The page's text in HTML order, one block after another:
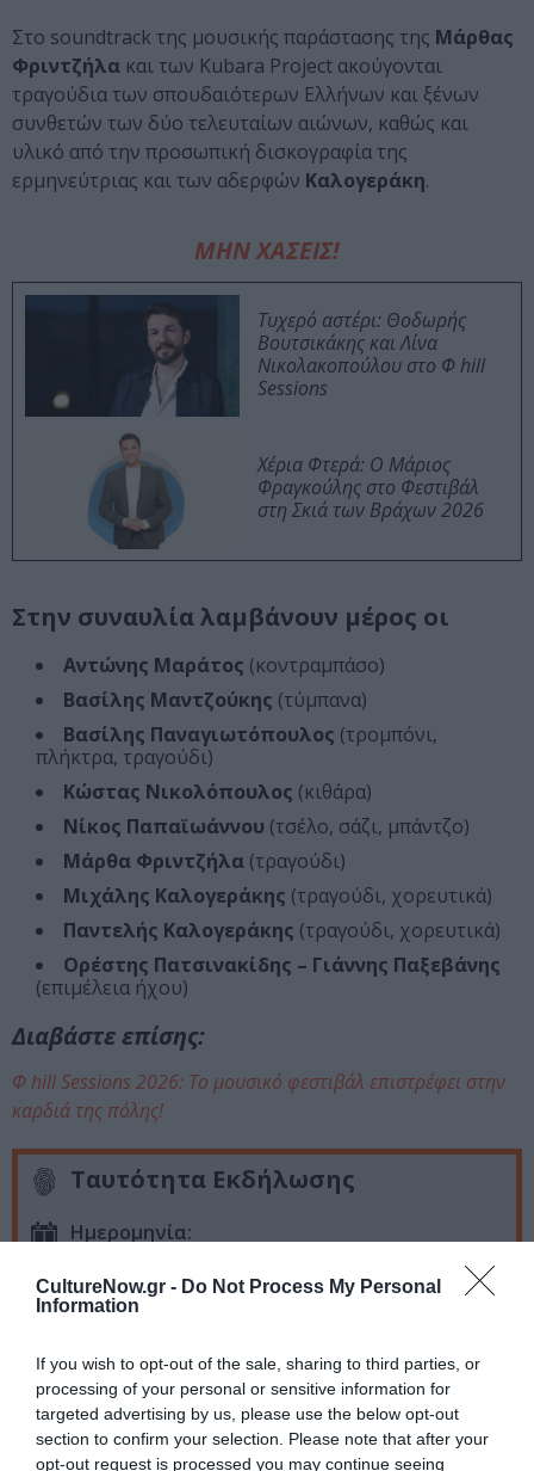
CultureNow.gr - Do Not Process My Personal
Information
If you wish to opt-out of the sale, sharing to third parties, or
processing of your personal or sensitive information for
targeted advertising by us, please use the below opt-out
section to confirm your selection. Please note that after your
opt-out request is processed you may continue seeing
Στo soundtrack της μουσικής παράστασης της Μάρθας
Φριντζήλα και των Kubara Project ακούγονται
τραγούδια των σπουδαιότερων Ελλήνων και ξένων
συνθετών των δύο τελευταίων αιώνων, καθώς και
υλικό από την προσωπική δισκογραφία της
ερμηνεύτριας και των αδερφών Καλογεράκη.
ΜΗΝ ΧΑΣΕΙΣ!
Τυχερό αστέρι: Θοδωρής
Βουτσικάκης και Λίνα
Νικολακοπούλου στο Φ hill
Sessions
Χέρια Φτερά: Ο Μάριος
Φραγκούλης στο Φεστιβάλ
στη Σκιά των Βράχων 2026
Στην συναυλία λαμβάνουν μέρος οι
Αντώνης Μαράτος (κοντραμπάσο)
Βασίλης Μαντζούκης (τύμπανα)
Βασίλης Παναγιωτόπουλος (τρομπόνι,
πλήκτρα, τραγούδι)
Κώστας Νικολόπουλος (κιθάρα)
Νίκος Παπαϊωάννου (τσέλο, σάζι, μπάντζο)
Μάρθα Φριντζήλα (τραγούδι)
Μιχάλης Καλογεράκης (τραγούδι, χορευτικά)
Παντελής Καλογεράκης (τραγούδι, χορευτικά)
Ορέστης Πατσινακίδης – Γιάννης Παξεβάνης
(επιμέλεια ήχου)
Διαβάστε επίσης:
Φ hill Sessions 2026: Το μουσικό φεστιβάλ επιστρέφει στην
καρδιά της πόλης!
Ταυτότητα Εκδήλωσης
Ημερομηνία:
24/06/2026
Οι πόρτες ανοίγουν στις 20.00 | Ώρα Έναρξης: 21.30
Τοποθεσία:
Θέατρο Δόρα Στράτου, Λόφος Φιλοπάππου (λόφος
των Μουσών)